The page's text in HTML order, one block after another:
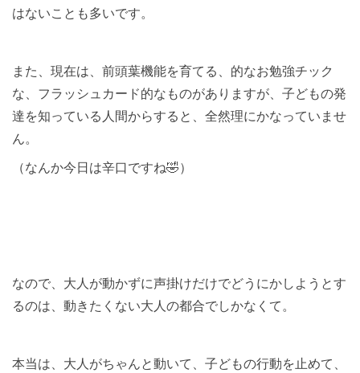
はないことも多いです。
また、現在は、前頭葉機能を育てる、的なお勉強チック
な、フラッシュカード的なものがありますが、子どもの発
達を知っている人間からすると、全然理にかなっていませ
ん。
（なんか今日は辛口ですね🤣）
なので、大人が動かずに声掛けだけでどうにかしようとす
るのは、動きたくない大人の都合でしかなくて。
本当は、大人がちゃんと動いて、子どもの行動を止めて、